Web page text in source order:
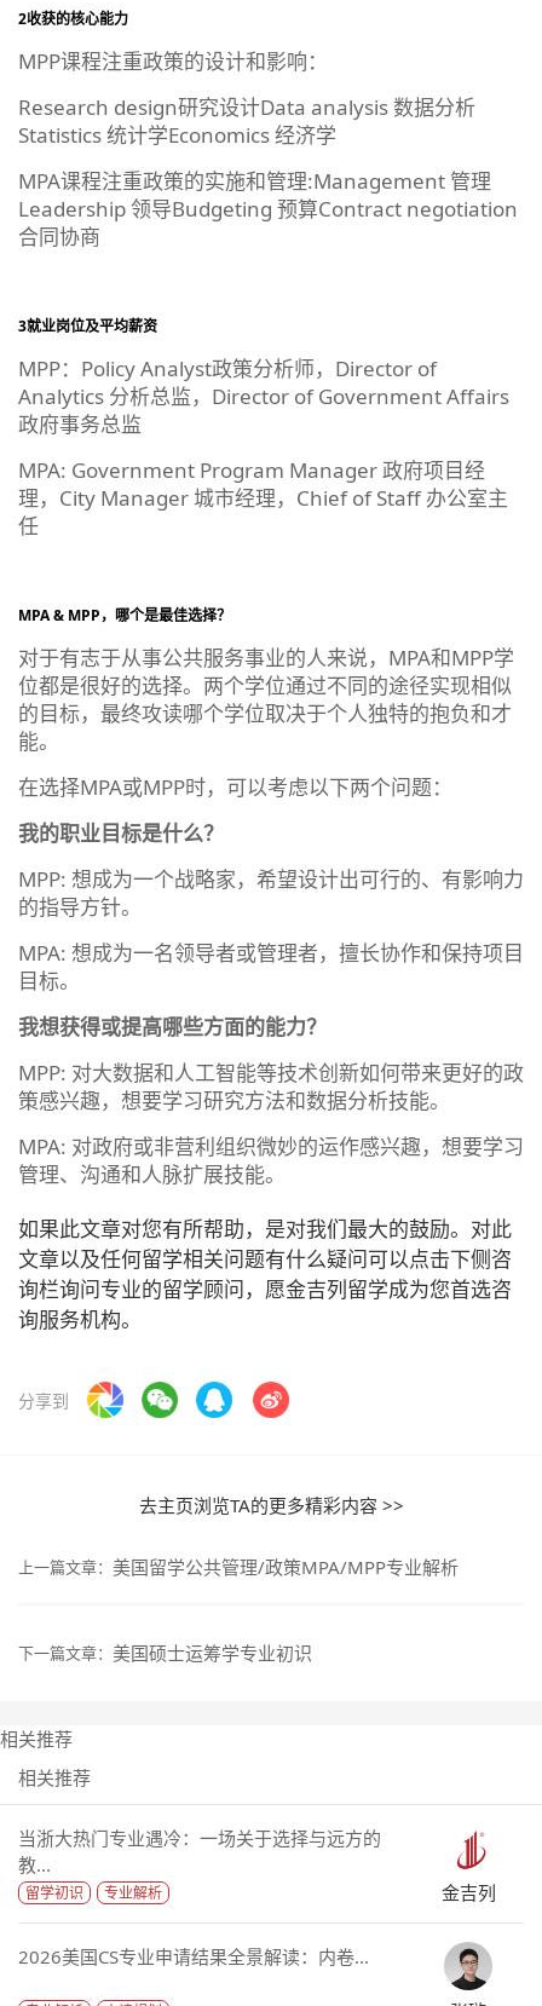
2收获的核心能力
MPP课程注重政策的设计和影响：
Research design研究设计Data analysis 数据分析
Statistics 统计学Economics 经济学
MPA课程注重政策的实施和管理:Management 管理
Leadership 领导Budgeting 预算Contract negotiation
合同协商
3就业岗位及平均薪资
MPP：Policy Analyst政策分析师，Director of
Analytics 分析总监，Director of Government Affairs
政府事务总监
MPA: Government Program Manager 政府项目经
理，City Manager 城市经理，Chief of Staff 办公室主
任
MPA & MPP，哪个是最佳选择？
对于有志于从事公共服务事业的人来说，MPA和MPP学
位都是很好的选择。两个学位通过不同的途径实现相似
的目标，最终攻读哪个学位取决于个人独特的抱负和才
能。
在选择MPA或MPP时，可以考虑以下两个问题：
我的职业目标是什么？
MPP: 想成为一个战略家，希望设计出可行的、有影响力
的指导方针。
MPA: 想成为一名领导者或管理者，擅长协作和保持项目
目标。
我想获得或提高哪些方面的能力？
MPP: 对大数据和人工智能等技术创新如何带来更好的政
策感兴趣，想要学习研究方法和数据分析技能。
MPA: 对政府或非营利组织微妙的运作感兴趣，想要学习
管理、沟通和人脉扩展技能。
如果此文章对您有所帮助，是对我们最大的鼓励。对此
文章以及任何留学相关问题有什么疑问可以点击下侧咨
询栏询问专业的留学顾问，愿金吉列留学成为您首选咨
询服务机构。
分享到
去主页浏览TA的更多精彩内容 >>
上一篇文章： 美国留学公共管理/政策MPA/MPP专业解析
下一篇文章： 美国硕士运筹学专业初识
相关推荐
相关推荐
当浙大热门专业遇冷：一场关于选择与远方的
教...
留学初识 专业解析 金吉列
2026美国CS专业申请结果全景解读：内卷...